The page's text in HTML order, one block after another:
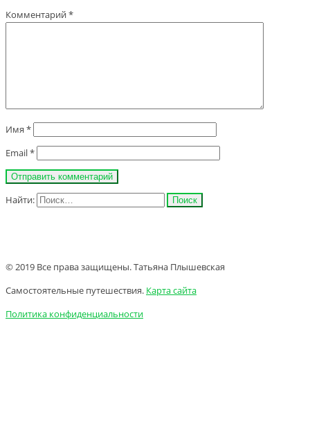
Комментарий*
Имя *
Email*
Найти:
© 2019 Все права защищены. Татьяна Плышевская
Самостоятельные путешествия. Карта сайта
Политика конфиденциальности